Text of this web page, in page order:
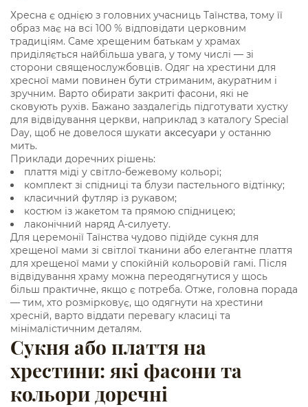
Хресна є однією з головних учасниць Таїнства, тому її
образ має на всі 100 % відповідати церковним
традиціям. Саме хрещеним батькам у храмах
приділяється найбільша увага, у тому числі — зі
сторони священослужбовців. Одяг на хрестини для
хресної мами повинен бути стриманим, акуратним і
зручним. Варто обирати закриті фасони, які не
сковують рухів. Бажано заздалегідь підготувати хустку
для відвідування церкви, наприклад з каталогу Special
Day, щоб не довелося шукати аксесуари у останню
мить.
Приклади доречних рішень:
плаття міді у світло-бежевому кольорі;
комплект зі спідниці та блузи пастельного відтінку;
класичний футляр із рукавом;
костюм із жакетом та прямою спідницею;
лаконічний наряд А-силуету.
Для церемонії Таїнства чудово підійде сукня для
хрещеної мами зі світлої тканини або елегантне плаття
для хрещеної мами у спокійній кольоровій гамі. Після
відвідування храму можна переодягнутися у щось
більш практичне, якщо є потреба. Отже, головна порада
— тим, хто розмірковує, що одягнути на хрестини
хресній, варто віддати перевагу класиці та
мінімалістичним деталям.
Сукня або плаття на
хрестини: які фасони та
кольори доречні